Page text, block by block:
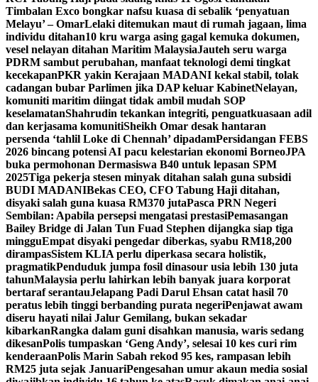
Timbalan Exco bongkar nafsu kuasa di sebalik ‘penyatuan
Melayu’ – OmarLelaki ditemukan maut di rumah jagaan, lima
individu ditahan10 kru warga asing gagal kemuka dokumen,
vesel nelayan ditahan Maritim MalaysiaJauteh seru warga
PDRM sambut perubahan, manfaat teknologi demi tingkat
kecekapanPKR yakin Kerajaan MADANI kekal stabil, tolak
cadangan bubar Parlimen jika DAP keluar KabinetNelayan,
komuniti maritim diingat tidak ambil mudah SOP
keselamatanShahrudin tekankan integriti, penguatkuasaan adil
dan kerjasama komunitiSheikh Omar desak hantaran
persenda ‘tahlil Loke di Chennah’ dipadamPersidangan FEBS
2026 bincang potensi AI pacu kelestarian ekonomi BorneoJPA
buka permohonan Dermasiswa B40 untuk lepasan SPM
2025Tiga pekerja stesen minyak ditahan salah guna subsidi
BUDI MADANIBekas CEO, CFO Tabung Haji ditahan,
disyaki salah guna kuasa RM370 jutaPasca PRN Negeri
Sembilan: Apabila persepsi mengatasi prestasiPemasangan
Bailey Bridge di Jalan Tun Fuad Stephen dijangka siap tiga
mingguEmpat disyaki pengedar diberkas, syabu RM18,200
dirampasSistem KLIA perlu diperkasa secara holistik,
pragmatikPenduduk jumpa fosil dinasour usia lebih 130 juta
tahunMalaysia perlu lahirkan lebih banyak juara korporat
bertaraf serantauJelapang Padi Darul Ehsan catat hasil 70
peratus lebih tinggi berbanding purata negeriPenjawat awam
diseru hayati nilai Jalur Gemilang, bukan sekadar
kibarkanRangka dalam guni disahkan manusia, waris sedang
dikesanPolis tumpaskan ‘Geng Andy’, selesai 10 kes curi rim
kenderaanPolis Marin Sabah rekod 95 kes, rampasan lebih
RM25 juta sejak JanuariPengesahan umur akaun media sosial